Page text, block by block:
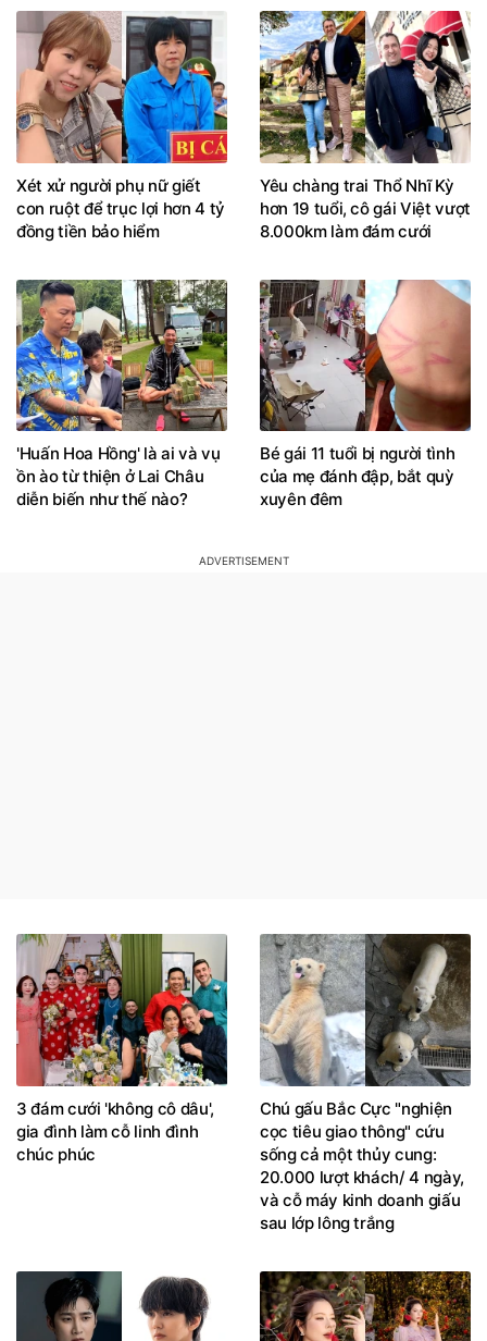
Xét xử người phụ nữ giết
con ruột để trục lợi hơn 4 tỷ
đồng tiền bảo hiểm
Yêu chàng trai Thổ Nhĩ Kỳ
hơn 19 tuổi, cô gái Việt vượt
8.000km làm đám cưới
'Huấn Hoa Hồng' là ai và vụ
ồn ào từ thiện ở Lai Châu
diễn biến như thế nào?
Bé gái 11 tuổi bị người tình
của mẹ đánh đập, bắt quỳ
xuyên đêm
3 đám cưới 'không cô dâu',
gia đình làm cỗ linh đình
chúc phúc
Chú gấu Bắc Cực "nghiện
cọc tiêu giao thông" cứu
sống cả một thủy cung:
20.000 lượt khách/ 4 ngày,
và cỗ máy kinh doanh giấu
sau lớp lông trắng